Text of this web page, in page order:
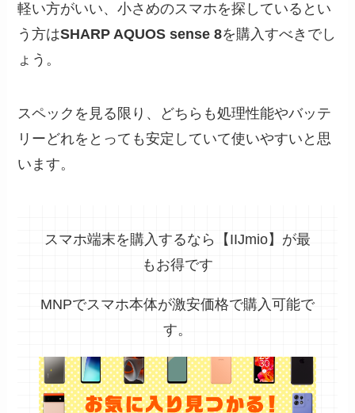
軽い方がいい、小さめのスマホを探しているとい
う方はSHARP AQUOS sense 8を購入すべきでし
ょう。
スペックを見る限り、どちらも処理性能やバッテ
リーどれをとっても安定していて使いやすいと思
います。
スマホ端末を購入するなら【IIJmio】が最
もお得です
MNPでスマホ本体が激安価格で購入可能で
す。